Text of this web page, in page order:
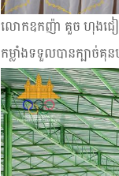
លោកឧកញ៉ា គួច ហុងជៀក
កម្លាំងទទួលបានក្បាច់គុ